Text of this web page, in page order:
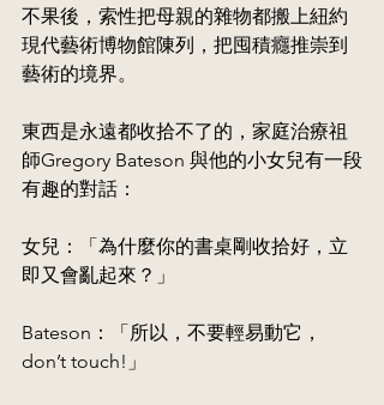
不果後，索性把母親的雜物都搬上紐約
現代藝術博物館陳列，把囤積癮推崇到
藝術的境界。
東西是永遠都收拾不了的，家庭治療祖
師Gregory Bateson 與他的小女兒有一段
有趣的對話：
女兒：「為什麼你的書桌剛收拾好，立
即又會亂起來？」
Bateson：「所以，不要輕易動它，
don’t touch!」